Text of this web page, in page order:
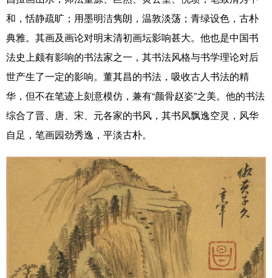
文化产业
北京 天津 河北 山西
辽宁 吉林 上海 江苏
广西 重庆
四川 贵州 云南 西藏
陕西 甘肃 青海
内蒙古 黑龙江
和，恬静疏旷；用墨明洁隽朗，温敦淡荡；青绿设色，古朴
典雅。其画及画论对明末清初画坛影响甚大。他也是中国书
法史上颇有影响的书法家之一，其书法风格与书学理论对后
世产生了一定的影响。董其昌的书法，吸收古人书法的精
华，但不在笔迹上刻意模仿，兼有“颜骨赵姿”之美。他的书法
综合了晋、唐、宋、元各家的书风，其书风飘逸空灵，风华
自足，笔画园劲秀逸，平淡古朴。